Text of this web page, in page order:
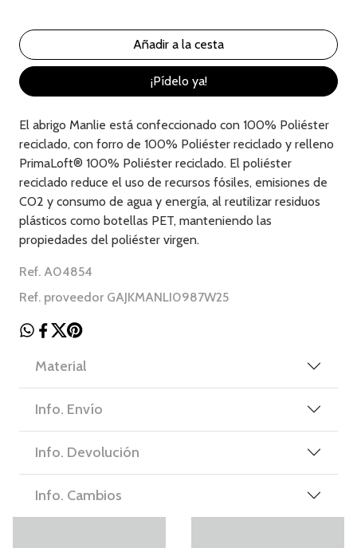
¡Pídelo ya!
El abrigo Manlie está confeccionado con 100% Poliéster
reciclado, con forro de 100% Poliéster reciclado y relleno
PrimaLoft® 100% Poliéster reciclado. El poliéster
reciclado reduce el uso de recursos fósiles, emisiones de
CO2 y consumo de agua y energía, al reutilizar residuos
plásticos como botellas PET, manteniendo las
propiedades del poliéster virgen.
Ref. A04854
Ref. proveedor GAJKMANLI0987W25
Material
Info. Envío
Info. Devolución
Info. Cambios